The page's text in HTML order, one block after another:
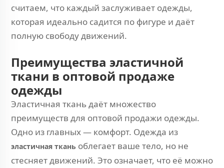
считаем, что каждый заслуживает одежды,
которая идеально садится по фигуре и даёт
полную свободу движений.
Преимущества эластичной
ткани в оптовой продаже
одежды
Эластичная ткань даёт множество
преимуществ для оптовой продажи одежды.
Одно из главных — комфорт. Одежда из
эластичная ткань облегает ваше тело, но не
стесняет движений. Это означает, что её можно